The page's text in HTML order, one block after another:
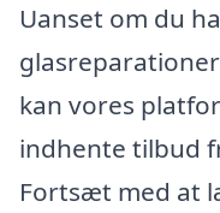
Uanset om du
kan vores
indhente tilbud
Fortsæt med at